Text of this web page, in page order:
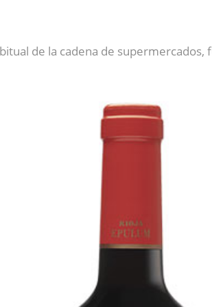
de la cadena de supermercados,